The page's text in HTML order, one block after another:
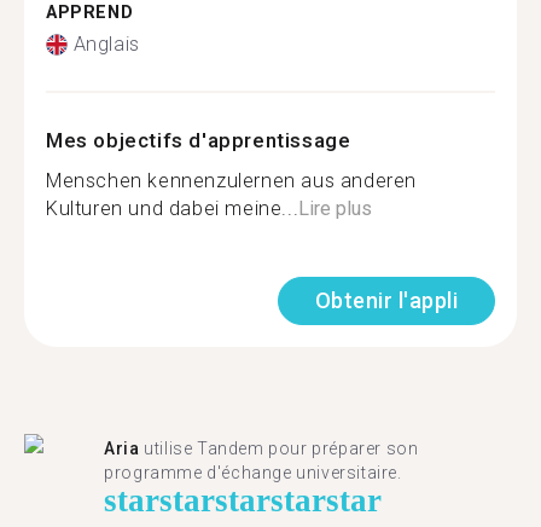
APPREND
Anglais
Mes objectifs d'apprentissage
Menschen kennenzulernen aus anderen
Kulturen und dabei meine...Lire plus
Obtenir l'appli
Aria utilise Tandem pour préparer son
programme d'échange universitaire.
starstarstarstarstar